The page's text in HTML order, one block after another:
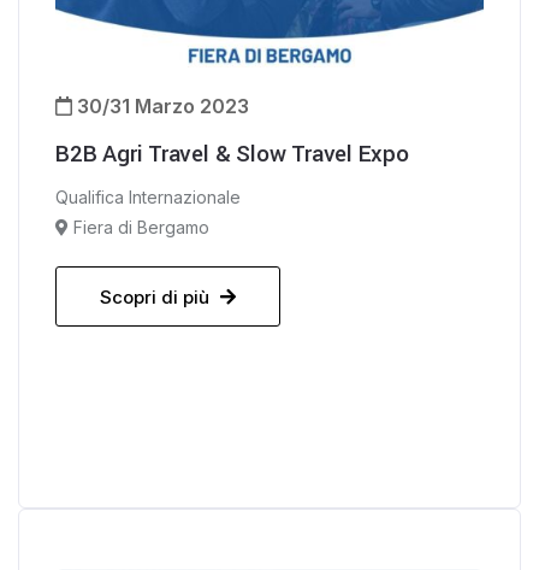
30/31 Marzo 2023
B2B Agri Travel & Slow Travel Expo
Qualifica Internazionale
Fiera di Bergamo
Scopri di più